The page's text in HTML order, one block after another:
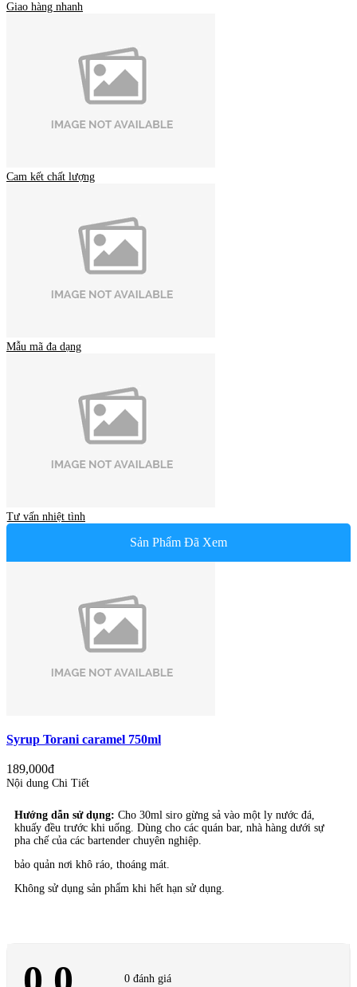
Giao hàng nhanh
Cam kết chất lượng
Mẫu mã đa dạng
Tư vấn nhiệt tình
Sản Phẩm Đã Xem
Syrup Torani caramel 750ml
189,000đ
Nội dung Chi Tiết
Hướng dẫn sử dụng: Cho 30ml siro gừng sả vào một ly nước đá,
khuấy đều trước khi uống. Dùng cho các quán bar, nhà hàng dưới sự
pha chế của các bartender chuyên nghiệp.
bảo quản nơi khô ráo, thoáng mát.
Không sử dụng sản phẩm khi hết hạn sử dụng.
0 đánh giá